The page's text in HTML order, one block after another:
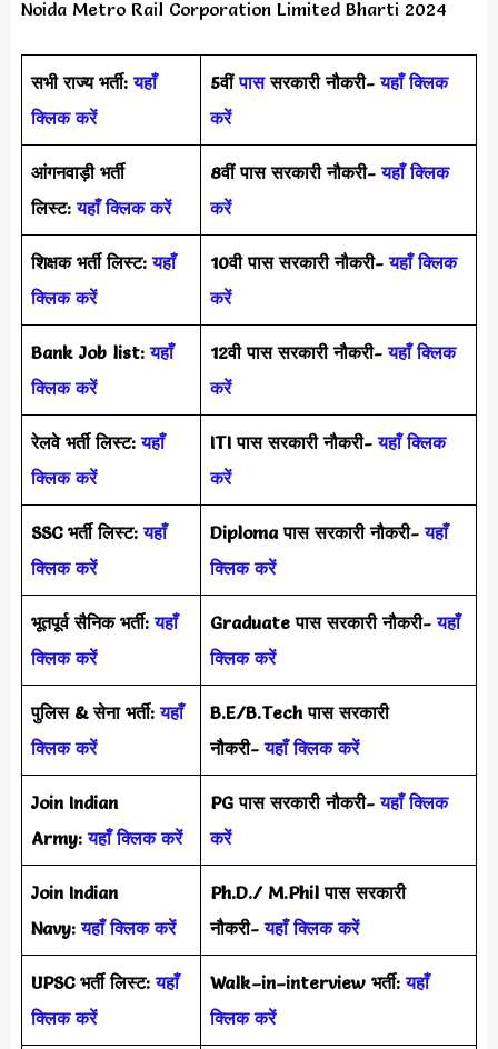
Noida Metro Rail Corporation Limited Bharti 2024
सभी राज्य भर्ती:यहाँ
क्लिक करें
5वींपाससरकारी नौकरी-यहाँ क्लिक
करें
आंगनवाड़ी भर्ती
लिस्ट:यहाँ क्लिक करें
8वीं पास सरकारी नौकरी-यहाँ क्लिक
करें
शिक्षक भर्ती लिस्ट:यहाँ
क्लिक करें
10वी पास सरकारी नौकरी-यहाँ क्लिक
करें
Bank Job list:यहाँ
क्लिक करें
12वी पास सरकारी नौकरी-यहाँ क्लिक
करें
रेलवे भर्ती लिस्ट:यहाँ
क्लिक करें
ITI पास सरकारी नौकरी-यहाँ क्लिक
करें
SSC भर्ती लिस्ट:यहाँ
क्लिक करें
Diploma पास सरकारी नौकरी-यहाँ
क्लिक करें
भूतपूर्व सैनिक भर्ती:यहाँ
क्लिक करें
Graduate पास सरकारी नौकरी-यहाँ
क्लिक करें
पुलिस & सेना भर्ती:यहाँ
क्लिक करें
B.E/B.Tech पास सरकारी
नौकरी-यहाँ क्लिक करें
Join Indian
Army:यहाँ क्लिक करें
PG पास सरकारी नौकरी-यहाँ क्लिक
करें
Join Indian
Navy:यहाँ क्लिक करें
Ph.D./ M.Phil पास सरकारी
नौकरी-यहाँ क्लिक करें
UPSC भर्ती लिस्ट:यहाँ
क्लिक करें
Walk–in–interview भर्ती:यहाँ
क्लिक करें